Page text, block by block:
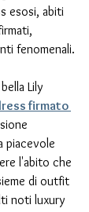
esosi, abiti
fenomenali.
Lily
firmato
piacevole
l'abito che
di outfit
noti luxury